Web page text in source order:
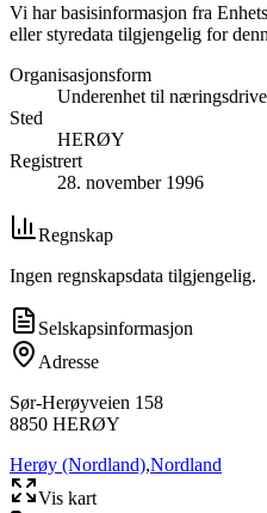
Vi har basisinformasjon fra
eller styredata tilgjengelig for
Organisasjonsform
Underenhet til
Sted
HERØY
Registrert
28. november 1996
Regnskap
Ingen regnskapsdata tilgjengelig.
Selskapsinformasjon
Adresse
Sør-Herøyveien 158
8850 HERØY
Herøy (Nordland),Nordland
Vis kart